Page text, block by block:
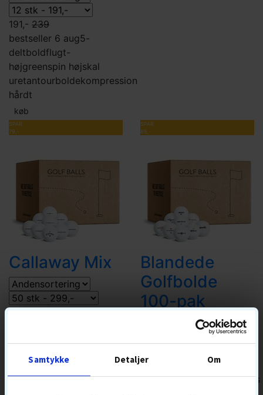
Samtykke Detaljer Om
191,- 239
bestseller 6 aug5-
deltboldflugt-
højgreenspin højskal
uretantourboldekompression
hårdt
køb
SPAR
79,-
Callaway Mix
køb
SPAR
85,-
Blandede
Golfbolde
100-pak
bestseller 6
augdistanceboldeboldmiks